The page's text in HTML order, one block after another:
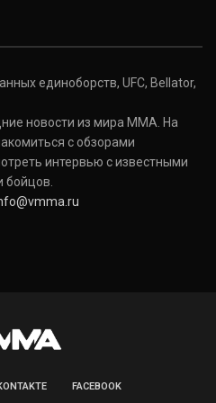
единоборств, UFC, Bellator,
новости из мира ММА. На
с обзорами
интервью с известными
бойцов.
FACEBOOK